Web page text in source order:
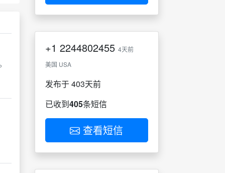
+1 2244802455 4天前
美国 USA
发布于 403天前
已收到405条短信
查看短信